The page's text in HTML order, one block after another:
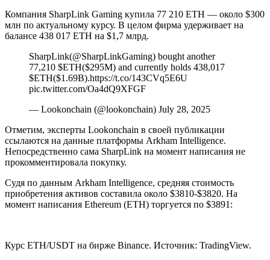
Компания SharpLink Gaming купила 77 210 ETH — около $300
млн по актуальному курсу. В целом фирма удерживает на
балансе 438 017 ETH на $1,7 млрд.
SharpLink(@SharpLinkGaming) bought another
77,210 $ETH($295M) and currently holds 438,017
$ETH($1.69B).https://t.co/143CVq5E6U
pic.twitter.com/Oa4dQ9XFGF
— Lookonchain (@lookonchain) July 28, 2025
Отметим, эксперты Lookonchain в своей публикации
ссылаются на данные платформы Arkham Intelligence.
Непосредственно сама SharpLink на момент написания не
прокомментировала покупку.
Судя по данным Arkham Intelligence, средняя стоимость
приобретения активов составила около $3810-$3820. На
момент написания Ethereum (ETH) торгуется по $3891:
Курс ETH/USDT на бирже Binance. Источник: TradingView.